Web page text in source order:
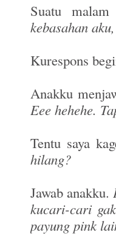
Suatu
kebasahan
Kurespons
Anakku
Eee hehehe.
Tentu saya
hilang?
Jawab anakku.
kucari-cari
payung pink